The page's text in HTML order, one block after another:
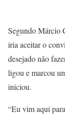
Segundo Márcio
iria aceitar o
desejado não
ligou e marcou
iniciou.
“Eu vim aqui